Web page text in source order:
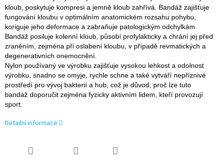
kloub, poskytuje kompresi a jemně kloub zahřívá. Bandáž zajišťuje
fungování kloubu v optimálním anatomickém rozsahu pohybu,
koriguje jeho deformace a zabraňuje patologickým odchylkám.
Bandáž posiluje kolenní kloub, působí profylakticky a chrání jej před
zraněním, zejména při oslabení kloubu, v případě revmatických a
degenerativních onemocnění.
Nylon používaný ve výrobku zajišťuje vysokou lehkost a odolnost
výrobku, snadno se omyje, rychle schne a také vytváří nepříznivé
prostředí pro vývoj bakterií a hub, což je důvod, proč lze tuto
bandáž doporučit zejména fyzicky aktivním lidem, kteří provozují
sport.
Detailní informace